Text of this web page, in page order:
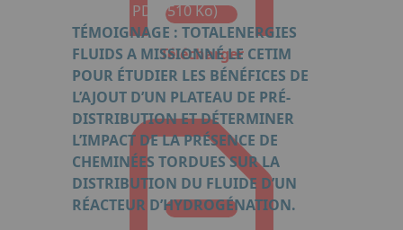
Format : PDF (510 Ko)
Télécharger
TÉMOIGNAGE : TOTALENERGIES
FLUIDS A MISSIONNÉ LE CETIM
POUR ÉTUDIER LES BÉNÉFICES DE
L’AJOUT D’UN PLATEAU DE PRÉ-
DISTRIBUTION ET DÉTERMINER
L’IMPACT DE LA PRÉSENCE DE
CHEMINÉES TORDUES SUR LA
DISTRIBUTION DU FLUIDE D’UN
RÉACTEUR D’HYDROGÉNATION.